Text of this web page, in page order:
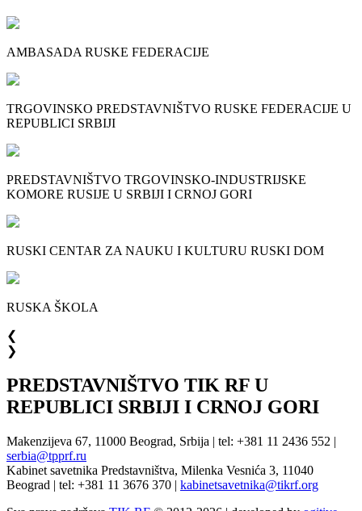
AMBASADA RUSKE FEDERACIJE
TRGOVINSKO PREDSTAVNIŠTVO RUSKE FEDERACIJE U
REPUBLICI SRBIJI
PREDSTAVNIŠTVO TRGOVINSKO-INDUSTRIJSKE
KOMORE RUSIJE U SRBIJI I CRNOJ GORI
RUSKI CENTAR ZA NAUKU I KULTURU RUSKI DOM
RUSKA ŠKOLA
❮
❯
PREDSTAVNIŠTVO TIK RF U
REPUBLICI SRBIJI I CRNOJ GORI
Makenzijeva 67, 11000 Beograd, Srbija | tel: +381 11 2436 552 |
serbia@tpprf.ru
Kabinet savetnika Predstavništva, Milenka Vesnića 3, 11040
Beograd | tel: +381 11 3676 370 | kabinetsavetnika@tikrf.org